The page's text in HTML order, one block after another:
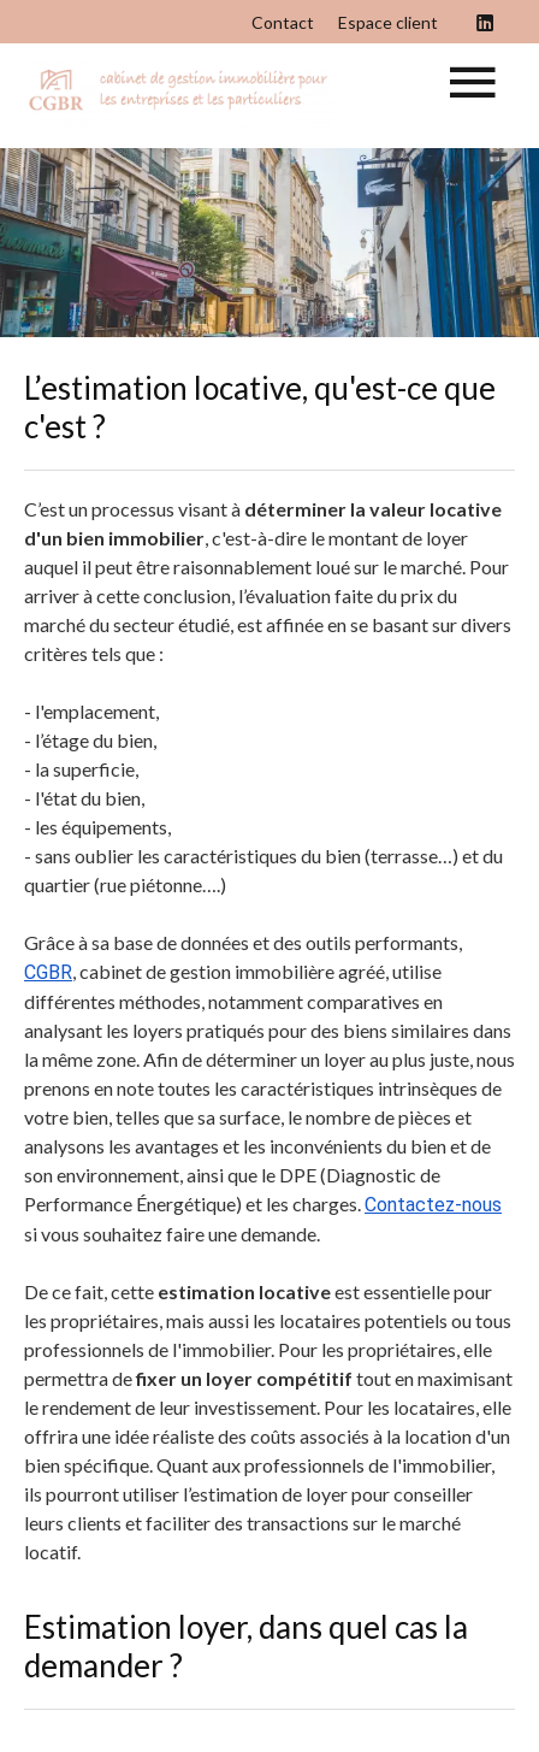
Contact Espace client
L’estimation locative, qu'est-ce que
c'est ?
C’est un processus visant à déterminer la valeur locative
d'un bien immobilier, c'est-à-dire le montant de loyer
auquel il peut être raisonnablement loué sur le marché. Pour
arriver à cette conclusion, l’évaluation faite du prix du
marché du secteur étudié, est affinée en se basant sur divers
critères tels que :
- l'emplacement,
- l’étage du bien,
- la superficie,
- l'état du bien,
- les équipements,
- sans oublier les caractéristiques du bien (terrasse…) et du
quartier (rue piétonne….)
Grâce à sa base de données et des outils performants,
CGBR, cabinet de gestion immobilière agréé, utilise
différentes méthodes, notamment comparatives en
analysant les loyers pratiqués pour des biens similaires dans
la même zone. Afin de déterminer un loyer au plus juste, nous
prenons en note toutes les caractéristiques intrinsèques de
votre bien, telles que sa surface, le nombre de pièces et
analysons les avantages et les inconvénients du bien et de
son environnement, ainsi que le DPE (Diagnostic de
Performance Énergétique) et les charges.Contactez-nous
si vous souhaitez faire une demande.
De ce fait, cette estimation locativeest essentielle pour
les propriétaires, mais aussi les locataires potentiels ou tous
professionnels de l'immobilier. Pour les propriétaires, elle
permettra defixer un loyer compétitif tout en maximisant
le rendement de leur investissement. Pour les locataires, elle
offrira une idée réaliste des coûts associés à la location d'un
bien spécifique. Quant aux professionnels de l'immobilier,
ils pourront utiliser l’estimation de loyer pour conseiller
leurs clients et faciliter des transactions sur le marché
locatif.
Estimation loyer, dans quel cas la
demander ?